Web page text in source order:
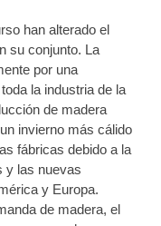
han alterado el
su conjunto. La
por una
la industria de la
de madera
invierno más cálido
fábricas debido a la
y las nuevas
y Europa.
de madera, el